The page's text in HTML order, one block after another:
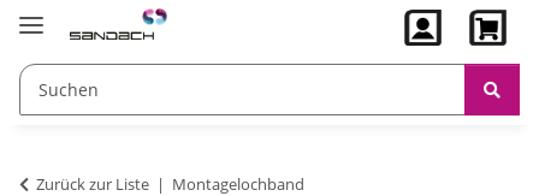
Zurück zur Liste Montagelochband